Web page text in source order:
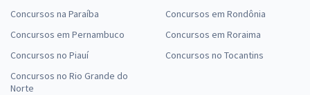
Concursos na Paraíba
Concursos em Pernambuco
Concursos no Piauí
Concursos no Rio Grande do
Norte
Concursos em Rondônia
Concursos em Roraima
Concursos no Tocantins